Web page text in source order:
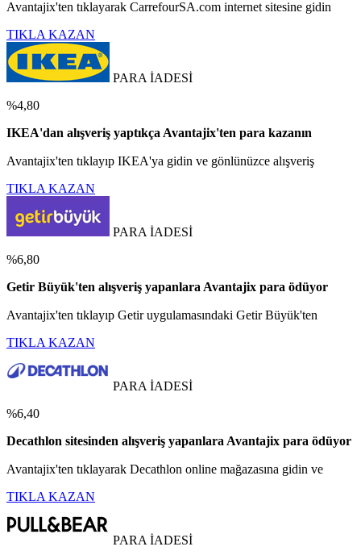
Avantajix'ten tıklayarak CarrefourSA.com internet sitesine gidin
TIKLA KAZAN
PARA İADESİ
%4,80
IKEA'dan alışveriş yaptıkça Avantajix'ten para kazanın
Avantajix'ten tıklayıp IKEA'ya gidin ve gönlünüzce alışveriş
TIKLA KAZAN
PARA İADESİ
%6,80
Getir Büyük'ten alışveriş yapanlara Avantajix para ödüyor
Avantajix'ten tıklayıp Getir uygulamasındaki Getir Büyük'ten
TIKLA KAZAN
PARA İADESİ
%6,40
Decathlon sitesinden alışveriş yapanlara Avantajix para ödüyor
Avantajix'ten tıklayarak Decathlon online mağazasına gidin ve
TIKLA KAZAN
PARA İADESİ